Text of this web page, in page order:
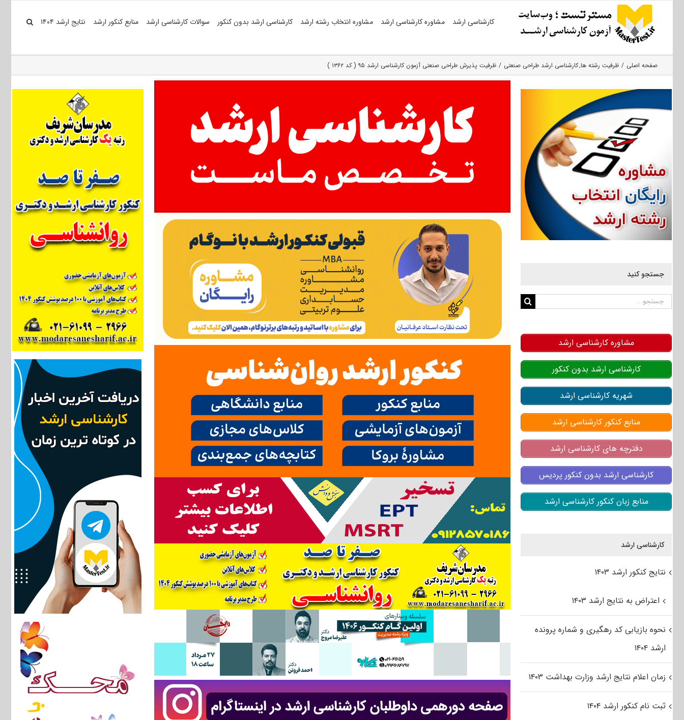
کارشناسی ارشد مشاوره کارشناسی ارشد مشاوره انتخاب رشته ارشد کارشناسی ارشد بدون کنکور سوالات کارشناسی ارشد منابع کنکور ارشد نتایج ارشد ۱۴۰۴
صفحه اصلی ظرفیت رشته ها کارشناسی ارشد طراحی صنعتی ظرفیت پذیرش طراحی صنعتی آزمون کارشناسی ارشد ۹۵ ( کد ۱۳۶۲ )
جستجو کنید
جستجو
مشاوره کارشناسی ارشد
کارشناسی ارشد بدون کنکور
شهریه کارشناسی ارشد
منابع کنکور کارشناسی ارشد
دفترچه های کارشناسی ارشد
کارشناسی ارشد بدون کنکور پردیس
منابع زبان کنکور کارشناسی ارشد
کارشناسی ارشد
نتایج کنکور ارشد ۱۴۰۳
اعتراض به نتایج ارشد ۱۴۰۳
نحوه بازیابی کد رهگیری و شماره پرونده
ارشد ۱۴۰۴
زمان اعلام نتایج ارشد وزارت بهداشت ۱۴۰۳
ثبت نام کنکور ارشد ۱۴۰۴